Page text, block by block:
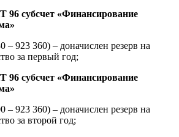
субсчет «Финансирование
– 923 360) – доначислен резерв на
за первый год;
субсчет «Финансирование
– 923 360) – доначислен резерв на
за второй год;